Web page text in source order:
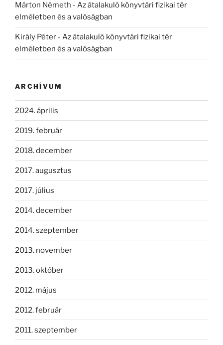
Márton Németh - Az átalakuló könyvtári fizikai tér
elméletben és a valóságban
Király Péter - Az átalakuló könyvtári fizikai tér
elméletben és a valóságban
ARCHÍVUM
2024. április
2019. február
2018. december
2017. augusztus
2017. július
2014. december
2014. szeptember
2013. november
2013. október
2012. május
2012. február
2011. szeptember